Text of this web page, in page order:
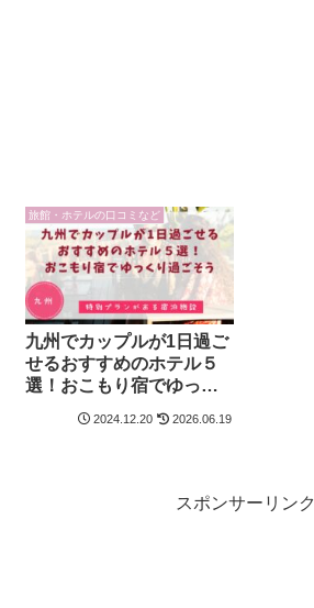
旅館・ホテルの口コミなど
九州でカップルが1日過ご
せるおすすめのホテル５
選！おこもり宿でゆっく
り過ごそう
2024.12.20 2026.06.19
スポンサーリンク